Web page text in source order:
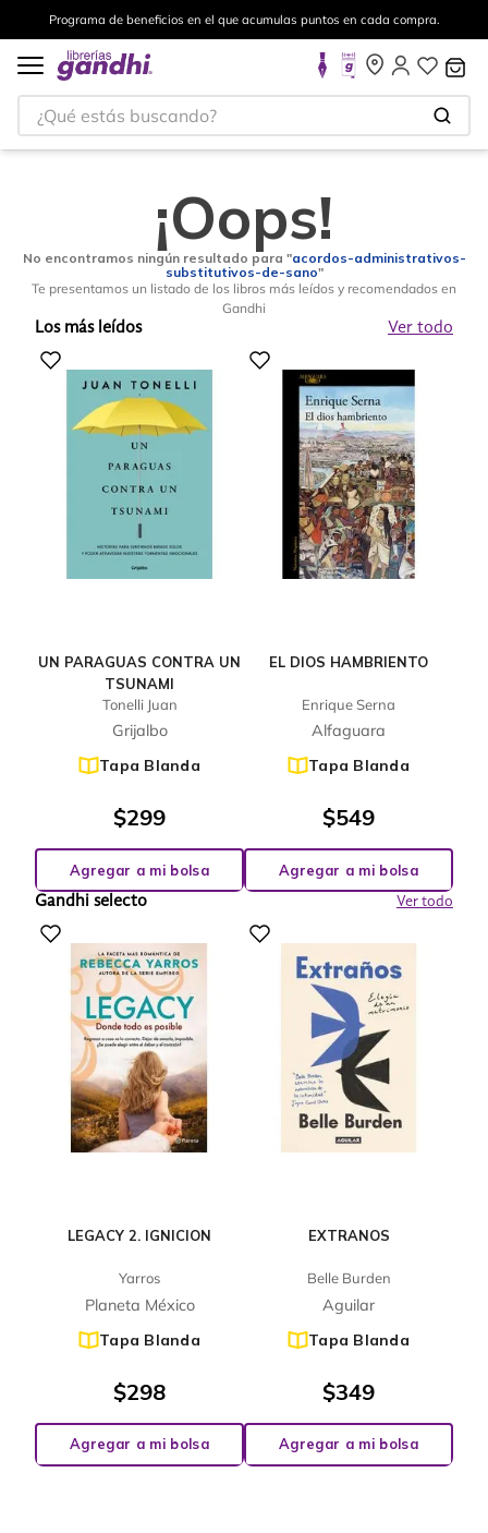
Programa de beneficios en el que acumulas puntos en cada compra.
¿Qué estás buscando?
¡Oops!
No encontramos ningún resultado para "acordos-administrativos-
substitutivos-de-sano"
Te presentamos un listado de los libros más leídos y recomendados en
Gandhi
Los más leídos Ver todo
UN PARAGUAS CONTRA UN
TSUNAMI
Tonelli Juan
Grijalbo
Tapa Blanda
$299
Agregar a mi bolsa
EL DIOS HAMBRIENTO
Enrique Serna
Alfaguara
Tapa Blanda
$549
Agregar a mi bolsa
Gandhi selecto
Ver todo
LEGACY 2. IGNICION
Yarros
Planeta México
Tapa Blanda
$298
Agregar a mi bolsa
EXTRANOS
Belle Burden
Aguilar
Tapa Blanda
$349
Agregar a mi bolsa